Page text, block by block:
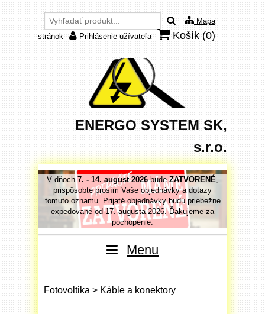
Mapa
stránok
Prihlásenie užívateľa Košík (0)
ENERGO SYSTEM SK,
s.r.o.
,
za
V dňoch 7. - 14. august 2026bude ZATVORENÉ,
prispôsobte prosím Vaše objednávky a dotazy
tomuto oznamu. Prijaté objednávky budú priebežne
expedované od 17. augusta 2026. Ďakujeme za
pochopenie.
V
tomuto
Menu
Fotovoltika > Káble a konektory